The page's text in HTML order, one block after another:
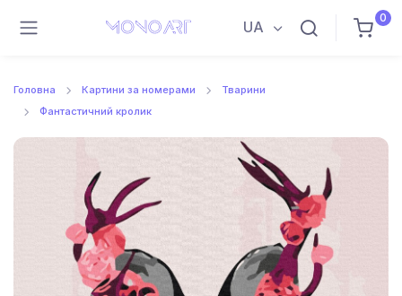
UA
0
Головна Картини за номерами
Тварини
Фантастичний кролик